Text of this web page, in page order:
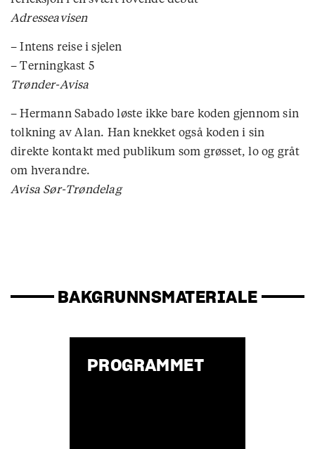
Adresseavisen
– Intens reise i sjelen
– Terningkast 5
Trønder-Avisa
– Hermann Sabado løste ikke bare koden gjennom sin
tolkning av Alan. Han knekket også koden i sin
direkte kontakt med publikum som grøsset, lo og gråt
om hverandre.
Avisa Sør-Trøndelag
BAKGRUNNSMATERIALE
PROGRAMMET